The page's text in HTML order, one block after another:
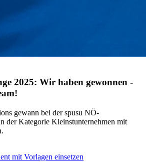
2025: Wir haben gewonnen -
gewann bei der spusu NÖ-
der Kategorie Kleinstunternehmen mit
mit Vorlagen einsetzen